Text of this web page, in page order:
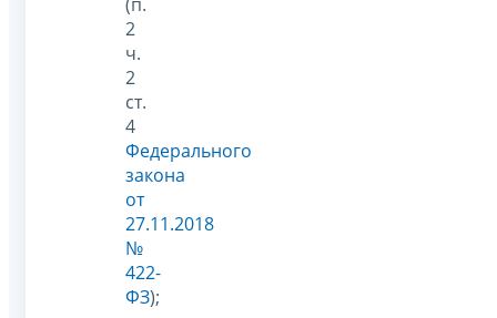
2
ч.
2
ст.
4
Федерального
закона
от
27.11.2018
№
422-
ФЗ);